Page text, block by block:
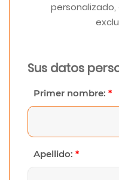
Sus datos
Primer nombre: *
Apellido: *